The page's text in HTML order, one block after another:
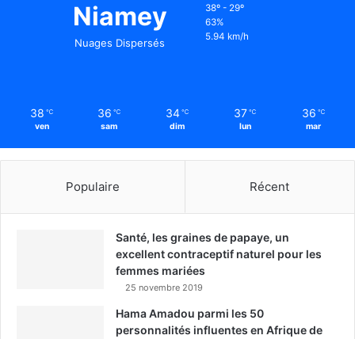
Niamey
Nuages Dispersés
38º - 29º
63%
5.94 km/h
38 ℃
ven
36 ℃
sam
34 ℃
dim
37 ℃
lun
36 ℃
mar
Populaire Récent
Santé, les graines de papaye, un
excellent contraceptif naturel pour les
femmes mariées
25 novembre 2019
Hama Amadou parmi les 50
personnalités influentes en Afrique de